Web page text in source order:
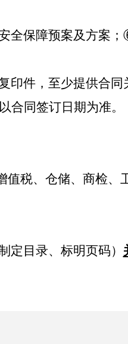
全保障预案及方案
印件， 至少提供合同
合同签订日期为准。
税、仓储、商检、
定目录、标明页码）